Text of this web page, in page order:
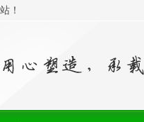
！